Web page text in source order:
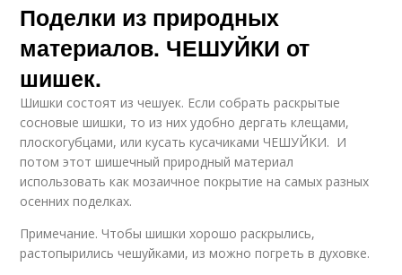
Поделки из природных
материалов. ЧЕШУЙКИ от
шишек.
Шишки состоят из чешуек. Если собрать раскрытые
сосновые шишки, то из них удобно дергать клещами,
плоскогубцами, или кусать кусачиками ЧЕШУЙКИ. И
потом этот шишечный природный материал
использовать как мозаичное покрытие на самых разных
осенних поделках.
Примечание. Чтобы шишки хорошо раскрылись,
растопырились чешуйками, из можно погреть в духовке.